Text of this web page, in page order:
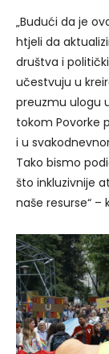
„Budući da je
htjeli da
društva i
učestvuju u
preuzmu ulogu
tokom Povorke
i u
Tako bismo
što inkluzivnije
naše resurse“ –